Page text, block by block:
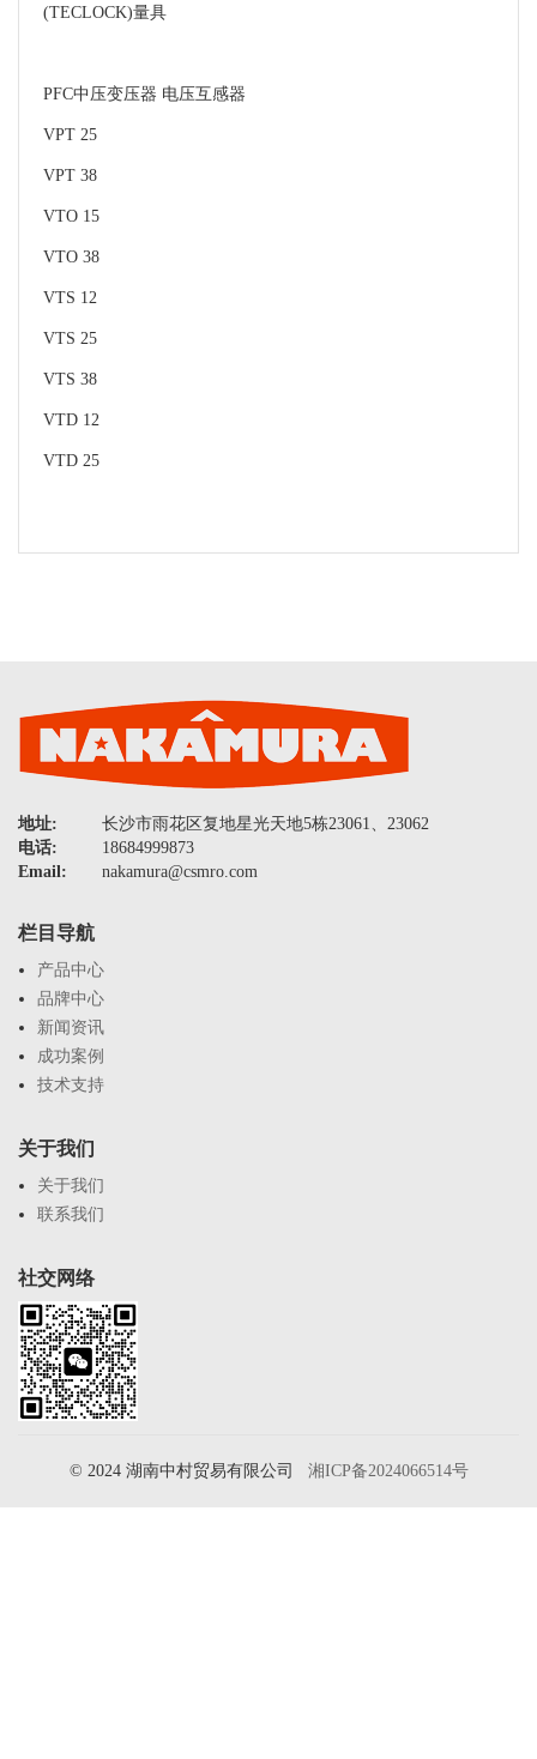
(TECLOCK)量具
PFC中压变压器 电压互感器
VPT 25
VPT 38
VTO 15
VTO 38
VTS 12
VTS 25
VTS 38
VTD 12
VTD 25
地址:
长沙市雨花区复地星光天地5栋23061、23062
电话:
18684999873
Email:
nakamura@csmro.com
栏目导航
产品中心
品牌中心
新闻资讯
成功案例
技术支持
关于我们
关于我们
联系我们
社交网络
© 2024 湖南中村贸易有限公司 湘ICP备2024066514号